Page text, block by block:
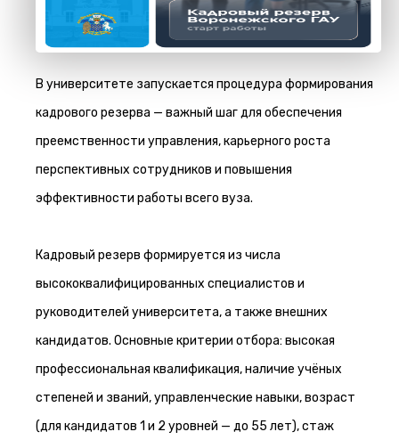
В университете запускается процедура формирования
кадрового резерва — важный шаг для обеспечения
преемственности управления, карьерного роста
перспективных сотрудников и повышения
эффективности работы всего вуза.
Кадровый резерв формируется из числа
высококвалифицированных специалистов и
руководителей университета, а также внешних
кандидатов. Основные критерии отбора: высокая
профессиональная квалификация, наличие учёных
степеней и званий, управленческие навыки, возраст
(для кандидатов 1 и 2 уровней — до 55 лет), стаж